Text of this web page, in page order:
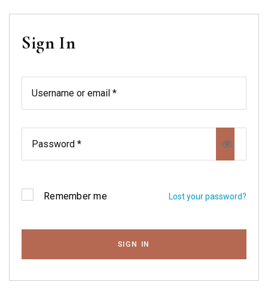
Sign In
Remember me Lost your password?
SIGN IN